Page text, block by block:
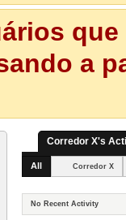
a
Corredor X's
All Corredor X
No Recent Activity